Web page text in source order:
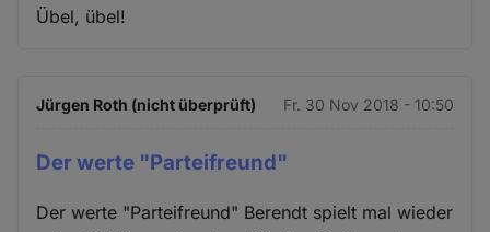
Übel, übel!
Jürgen Roth (nicht überprüft) Fr. 30 Nov 2018 - 10:50
Der werte "Parteifreund"
Der werte "Parteifreund" Berendt spielt mal wieder